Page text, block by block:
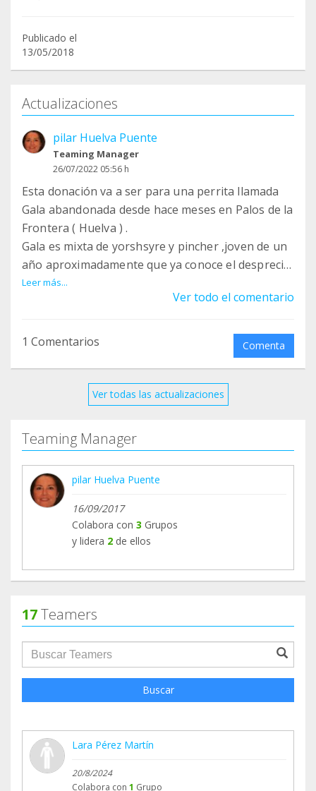
Publicado el
13/05/2018
Actualizaciones
pilar Huelva Puente
Teaming Manager
26/07/2022 05:56 h
Esta donación va a ser para una perrita llamada
Gala abandonada desde hace meses en Palos de la
Frontera ( Huelva ) .
Gala es mixta de yorshsyre y pincher ,joven de un
año aproximadamente que ya conoce el despreció
e indiferencia del humano . Ahora tenemos que
desparasitarla por dentro y por fuera ,hacer
esterilizarla . Esta muy delgada 4 kg ,también
compraremos pienso para ella y un collar seresto
gracias queridos Teamineros por seguir
Leer más...
Ver todo el comentario
1 Comentarios Comenta
Ver todas las actualizaciones
Teaming Manager
pilar Huelva Puente
16/09/2017
Colabora con 3 Grupos
y lidera 2 de ellos
17Teamers
groupProfile.searchForm.search.text???
Buscar
Lara Pérez Martín
20/8/2024
Colabora con 1 Grupo